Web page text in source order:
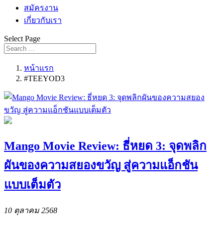
สมัครงาน
เกี่ยวกับเรา
Select Page
หน้าแรก
#TEEYOD3
Mango Movie Review: ธี่หยด 3: จุดพลิก
ผันของความสยองขวัญ สู่ความแอ็กชัน
แบบเต็มตัว
10 ตุลาคม 2568